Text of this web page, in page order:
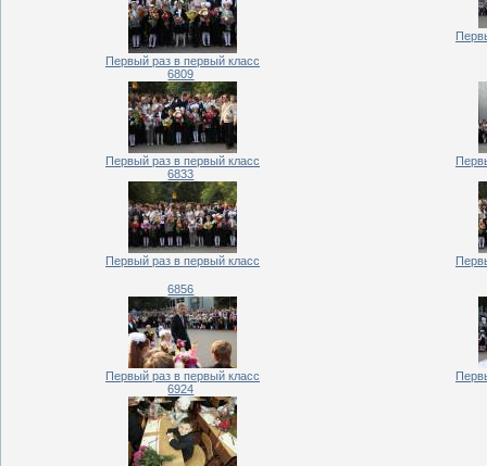
Первый раз в первый класс
6809
Первый раз в первый класс
6833
Первый раз в первый класс
6856
Первый раз в первый класс
6924